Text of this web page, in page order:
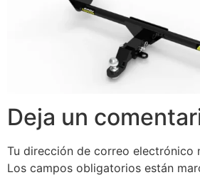
Deja un
Tu dirección de correo electrónico
Los campos obligatorios están